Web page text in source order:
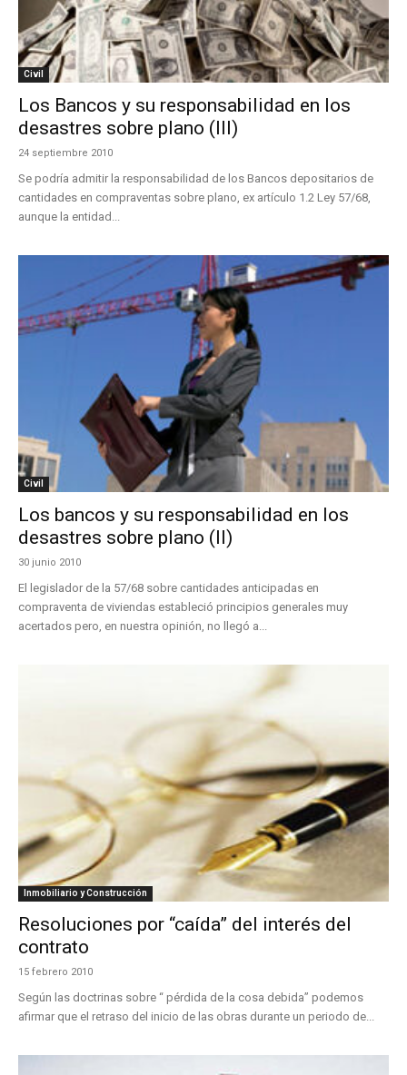
Civil
Los Bancos y su responsabilidad en los
desastres sobre plano (III)
24 septiembre 2010
Se podría admitir la responsabilidad de los Bancos depositarios de
cantidades en compraventas sobre plano, ex artículo 1.2 Ley 57/68,
aunque la entidad...
Civil
Los bancos y su responsabilidad en los
desastres sobre plano (II)
30 junio 2010
El legislador de la 57/68 sobre cantidades anticipadas en
compraventa de viviendas estableció principios generales muy
acertados pero, en nuestra opinión, no llegó a...
Inmobiliario y Construcción
Resoluciones por “caída” del interés del
contrato
15 febrero 2010
Según las doctrinas sobre “ pérdida de la cosa debida” podemos
afirmar que el retraso del inicio de las obras durante un periodo de...